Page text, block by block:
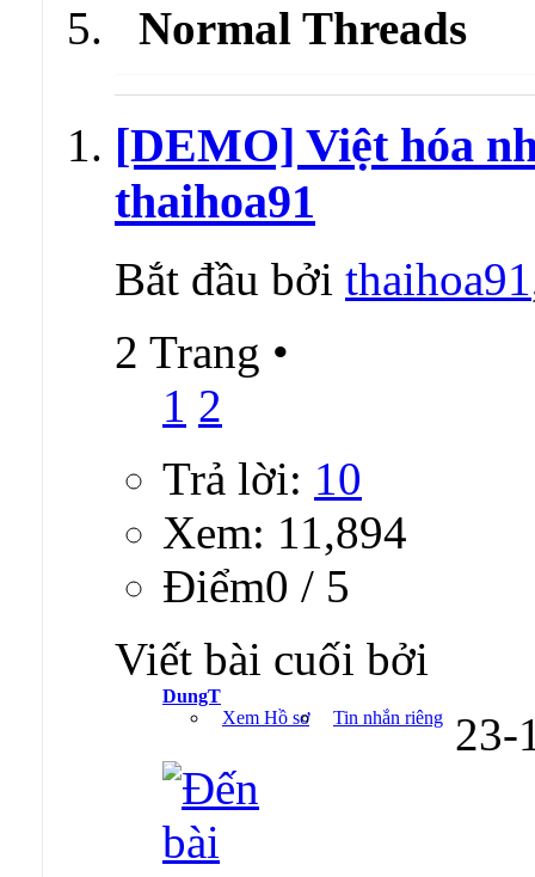
Normal Threads
[DEMO] Việt hóa
thaihoa91
Bắt đầu bởi thaihoa91
2 Trang •
1 2
Trả lời: 10
Xem: 11,894
Ðiểm0 / 5
Viết bài cuối bởi
DungT
Xem Hồ sơ
Tin nhắn riêng 23-